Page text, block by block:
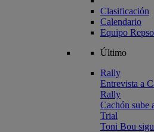
Clasificación
Calendario
Equipo
Último
Rally
Entrevista a
Rally
Cachón sube
Trial
Toni Bou